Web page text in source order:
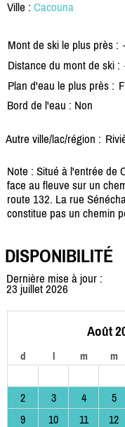
Ville : Cacouna
Mont de ski le plus près :
Distance du mont de ski :
Plan d'eau le plus près :
Bord de l'eau : Non
Autre ville/lac/région :
Note : Situé à l'entrée de
face au fleuve sur un
route 132. La rue
constitue pas un chemin
DISPONIBILITÉ
Dernière mise à jour :
23 juillet 2026
Août
d l m m
2
3 4 5
9
10 11 12